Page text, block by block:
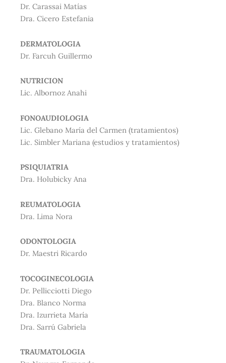
Dr. Carassai Matías
Dra. Cicero Estefania
DERMATOLOGIA
Dr. Farcuh Guillermo
NUTRICION
Lic. Albornoz Anahi
FONOAUDIOLOGIA
Lic. Glebano María del Carmen (tratamientos)
Lic. Simbler Mariana (estudios y tratamientos)
PSIQUIATRIA
Dra. Holubicky Ana
REUMATOLOGIA
Dra. Lima Nora
ODONTOLOGIA
Dr. Maestri Ricardo
TOCOGINECOLOGIA
Dr. Pellicciotti Diego
Dra. Blanco Norma
Dra. Izurrieta María
Dra. Sarrú Gabriela
TRAUMATOLOGIA